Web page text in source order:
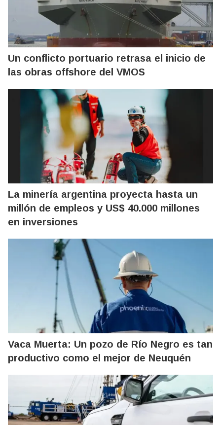
Un conflicto portuario retrasa el inicio de
las obras offshore del VMOS
La minería argentina proyecta hasta un
millón de empleos y US$ 40.000 millones
en inversiones
Vaca Muerta: Un pozo de Río Negro es tan
productivo como el mejor de Neuquén